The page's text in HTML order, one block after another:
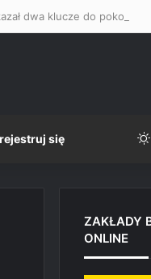
się
ZAKŁADY
ONLINE